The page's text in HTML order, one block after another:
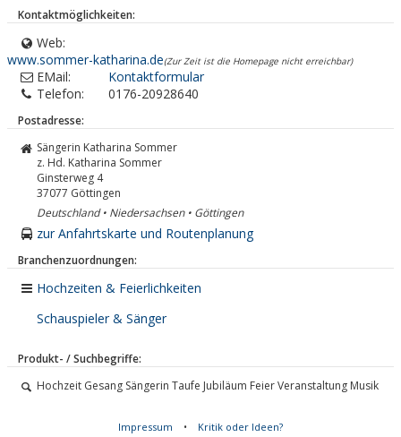
Kontaktmöglichkeiten:
Web:
www.sommer-katharina.de(Zur Zeit ist die Homepage nicht erreichbar)
EMail:
Kontaktformular
Telefon:
0176-20928640
Postadresse:
Sängerin Katharina Sommer
z. Hd. Katharina Sommer
Ginsterweg 4
37077 Göttingen
Deutschland • Niedersachsen • Göttingen
zur Anfahrtskarte und Routenplanung
Branchenzuordnungen:
Hochzeiten & Feierlichkeiten
Schauspieler & Sänger
Produkt- / Suchbegriffe:
Hochzeit Gesang Sängerin Taufe Jubiläum Feier Veranstaltung Musik
Impressum • Kritik oder Ideen?